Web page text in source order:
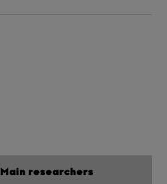
Main researchers